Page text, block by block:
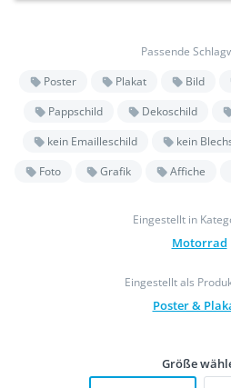
Passende
Poster
Plakat Bild
Pappschild
Dekoschild
kein Emailleschild
kein
Foto
Grafik Affiche
Eingestellt in
Motorrad
Eingestellt als
Poster &
Größe